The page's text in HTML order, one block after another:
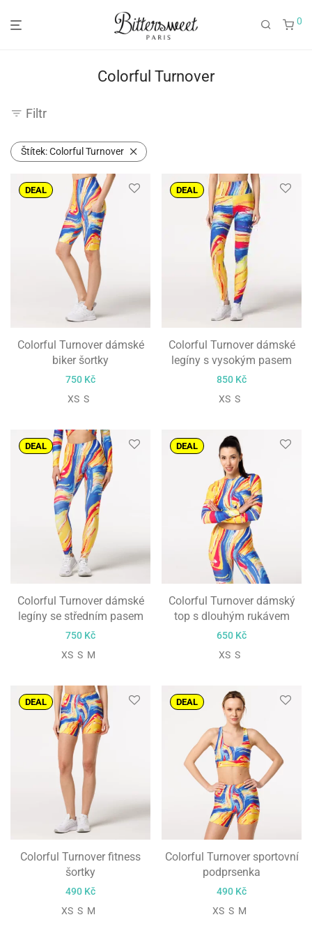
0
Colorful Turnover
Filtr
Štítek:Colorful Turnover
DEAL
Colorful Turnover dámské
biker šortky
750 Kč
XS S
DEAL
Colorful Turnover dámské
legíny s vysokým pasem
850 Kč
XS S
DEAL
Colorful Turnover dámské
legíny se středním pasem
750 Kč
XS S M
DEAL
Colorful Turnover dámský
top s dlouhým rukávem
650 Kč
XS S
DEAL
Colorful Turnover fitness
šortky
490 Kč
XS S M
DEAL
Colorful Turnover sportovní
podprsenka
490 Kč
XS S M